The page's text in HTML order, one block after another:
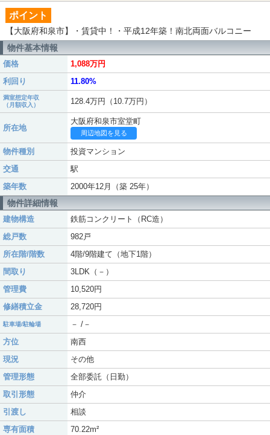
ポイント
【大阪府和泉市】・賃貸中！・平成12年築！南北両面バルコニー
物件基本情報
価格
1,088万円
利回り
11.80%
満室想定年収
（月額収入）
128.4万円（10.7万円）
所在地
大阪府和泉市室堂町
周辺地図を見る
物件種別
投資マンション
交通
駅
築年数
2000年12月（築 25年）
物件詳細情報
建物構造
鉄筋コンクリート（RC造）
総戸数
982戸
所在階/階数
4階/9階建て（地下1階）
間取り
3LDK（－）
管理費
10,520円
修繕積立金
28,720円
駐車場/駐輪場
－ /－
方位
南西
現況
その他
管理形態
全部委託（日勤）
取引形態
仲介
引渡し
相談
専有面積
70.22m²